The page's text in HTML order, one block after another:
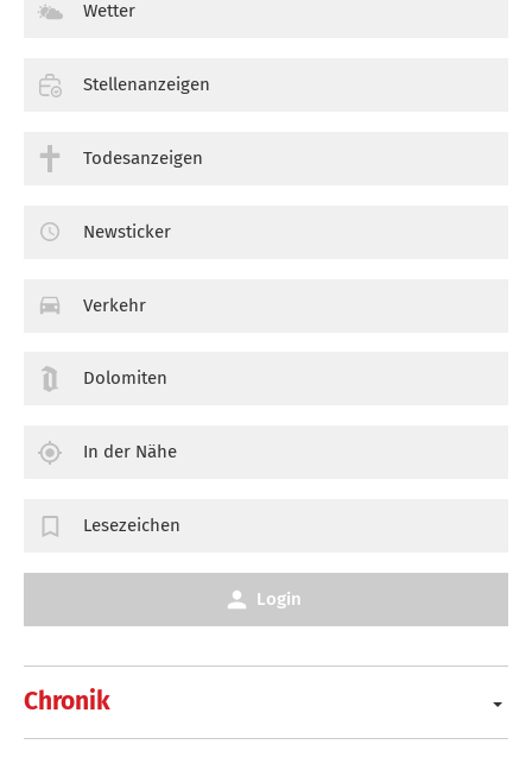
Chronik
Wetter
Stellenanzeigen
Todesanzeigen
Newsticker
Verkehr
Dolomiten
In der Nähe
Lesezeichen
Login